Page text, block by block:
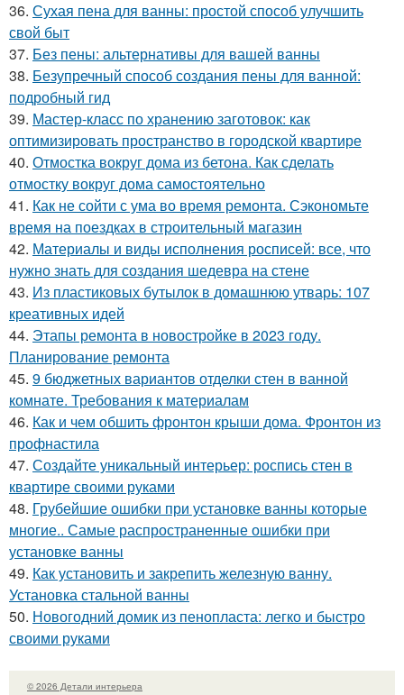
36. Сухая пена для ванны: простой способ улучшить
свой быт
37. Без пены: альтернативы для вашей ванны
38. Безупречный способ создания пены для ванной:
подробный гид
39. Мастер-класс по хранению заготовок: как
оптимизировать пространство в городской квартире
40. Отмостка вокруг дома из бетона. Как сделать
отмостку вокруг дома самостоятельно
41. Как не сойти с ума во время ремонта. Сэкономьте
время на поездках в строительный магазин
42. Материалы и виды исполнения росписей: все, что
нужно знать для создания шедевра на стене
43. Из пластиковых бутылок в домашнюю утварь: 107
креативных идей
44. Этапы ремонта в новостройке в 2023 году.
Планирование ремонта
45. 9 бюджетных вариантов отделки стен в ванной
комнате. Требования к материалам
46. Как и чем обшить фронтон крыши дома. Фронтон из
профнастила
47. Создайте уникальный интерьер: роспись стен в
квартире своими руками
48. Грубейшие ошибки при установке ванны которые
многие.. Самые распространенные ошибки при
установке ванны
49. Как установить и закрепить железную ванну.
Установка стальной ванны
50. Новогодний домик из пенопласта: легко и быстро
своими руками
© 2026 Детали интерьера